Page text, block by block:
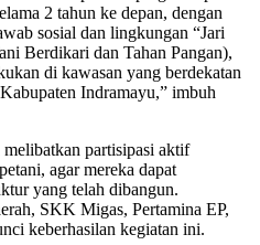
2 tahun ke depan, dengan
sosial dan lingkungan “Jari
Berdikari dan Tahan Pangan),
di kawasan yang berdekatan
Indramayu,” imbuh
partisipasi aktif
agar mereka dapat
yang telah dibangun.
SKK Migas, Pertamina EP,
keberhasilan kegiatan ini.